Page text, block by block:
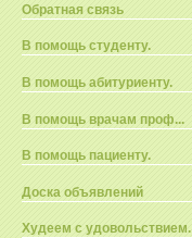
Обратная связь
В помощь студенту.
В помощь абитуриенту.
В помощь врачам проф...
В помощь пациенту.
Доска объявлений
Худеем с удовольствием.